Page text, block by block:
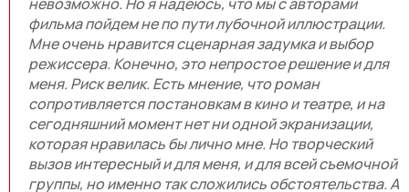
фильма пойдем не по пути лубочной иллюстрации.
Мне очень нравится сценарная задумка и выбор
режиссера. Конечно, это непростое решение и для
меня. Риск велик. Есть мнение, что роман
сопротивляется постановкам в кино и театре, и на
сегодняшний момент нет ни одной экранизации,
которая нравилась бы лично мне. Но творческий
вызов интересный и для меня, и для всей съемочной
группы, но именно так сложились обстоятельства. А